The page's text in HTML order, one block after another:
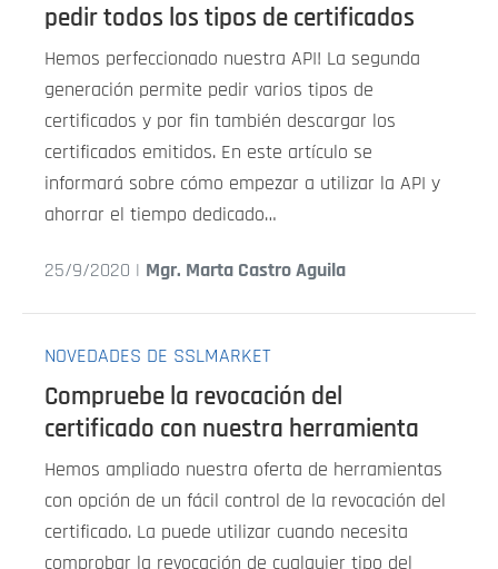
pedir todos los tipos de certificados
Hemos perfeccionado nuestra API! La segunda
generación permite pedir varios tipos de
certificados y por fin también descargar los
certificados emitidos. En este artículo se
informará sobre cómo empezar a utilizar la API y
ahorrar el tiempo dedicado…
25/9/2020 | Mgr. Marta Castro Aguila
NOVEDADES DE SSLMARKET
Compruebe la revocación del
certificado con nuestra herramienta
Hemos ampliado nuestra oferta de herramientas
con opción de un fácil control de la revocación del
certificado. La puede utilizar cuando necesita
comprobar la revocación de cualquier tipo del